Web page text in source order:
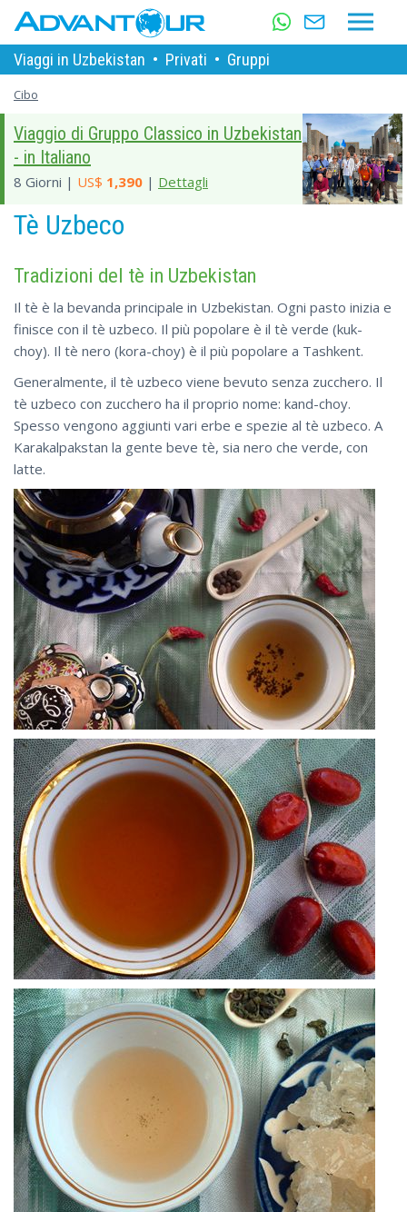
Viaggi in Uzbekistan • Privati • Gruppi
Cibo
Viaggio di Gruppo Classico in Uzbekistan
- in Italiano
8 Giorni | US$ 1,390 | Dettagli
Tè Uzbeco
Tradizioni del tè in Uzbekistan
Il tè è la bevanda principale in Uzbekistan. Ogni pasto inizia e
finisce con il tè uzbeco. Il più popolare è il tè verde (kuk-
choy). Il tè nero (kora-choy) è il più popolare a Tashkent.
Generalmente, il tè uzbeco viene bevuto senza zucchero. Il
tè uzbeco con zucchero ha il proprio nome: kand-choy.
Spesso vengono aggiunti vari erbe e spezie al tè uzbeco. A
Karakalpakstan la gente beve tè, sia nero che verde, con
latte.